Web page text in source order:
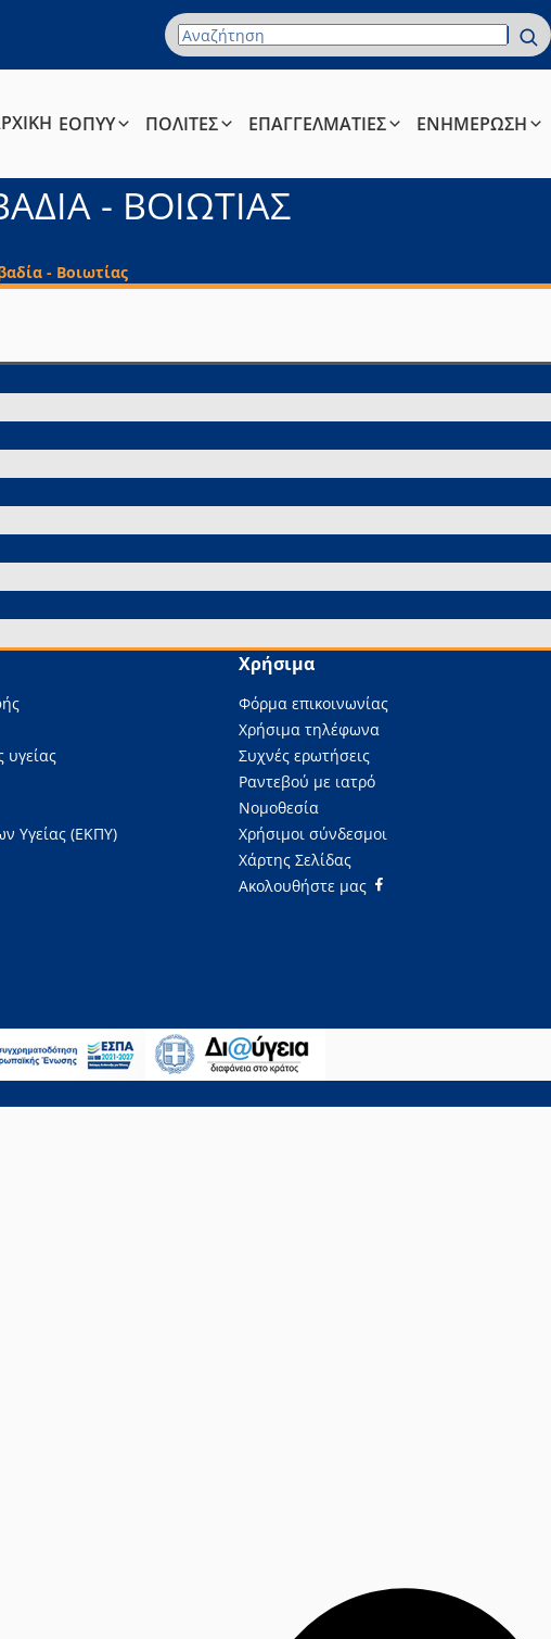
Όρος Αναζήτησης
ΕΟΠΥΥ ΠΟΛΙΤΕΣ ΕΠΑΓΓΕΛΜΑΤΙΕΣ ΕΝΗΜΕΡΩΣΗ
- ΒΟΙΩΤΙΑΣ
- Βοιωτίας
υγείας
Υγείας (ΕΚΠΥ)
Χρήσιμα
Φόρμα επικοινωνίας
Χρήσιμα τηλέφωνα
Συχνές ερωτήσεις
Ραντεβού με ιατρό
Νομοθεσία
Χρήσιμοι σύνδεσμοι
Χάρτης Σελίδας
Ακολουθήστε μας